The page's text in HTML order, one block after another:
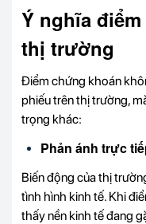
Ý nghĩa
thị trường
Điểm chứng khoán
phiếu trên thị trường,
trọng khác:
Phản ánh trực
Biến động của thị
tình hình kinh tế. Khi
thấy nền kinh tế đang